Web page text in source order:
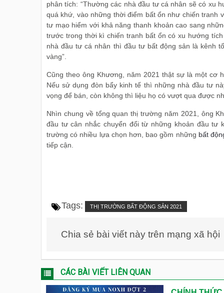
phân tích: “Thường các nhà đầu tư cá nhân sẽ có xu
quá khứ, vào những thời điểm bất ổn như chiến tranh
tư mạo hiểm với khả năng thanh khoản cao sang
trước trong thời kì chiến tranh bất ổn có xu hướng
nhà đầu tư cá nhân thì đầu tư bất động sản là kênh
vàng”.
Cũng theo ông Khương, năm 2021 thật sự là một cơ
Nếu sử dụng đòn bẩy kinh tế thì những nhà đầu tư
vọng để bán, còn không thì liệu họ có vượt qua được
Nhìn chung về tổng quan thị trường năm 2021, ông
đầu tư cân nhắc chuyển đổi từ những khoản đầu tư
trường có nhiều lựa chọn hơn, bao gồm những bất
tiếp cận.
Tags: THỊ TRƯỜNG BẤT ĐỘNG SẢN 2021
Chia sẻ bài viết này trên mạng xã hội
CÁC BÀI VIẾT LIÊN QUAN